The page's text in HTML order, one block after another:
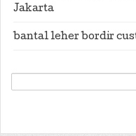
Jakarta
bantal leher bordir
Search
for: